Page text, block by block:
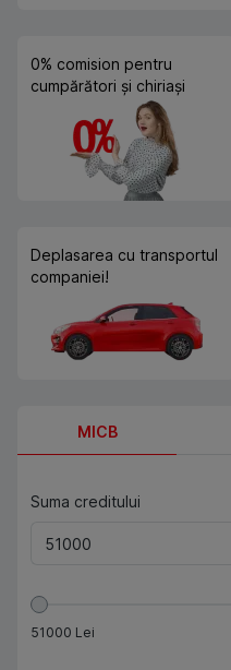
0% comision pentru
cumpărători și chiriași
Deplasarea cu transportul
companiei!
MICB
Suma creditului
51000 Lei